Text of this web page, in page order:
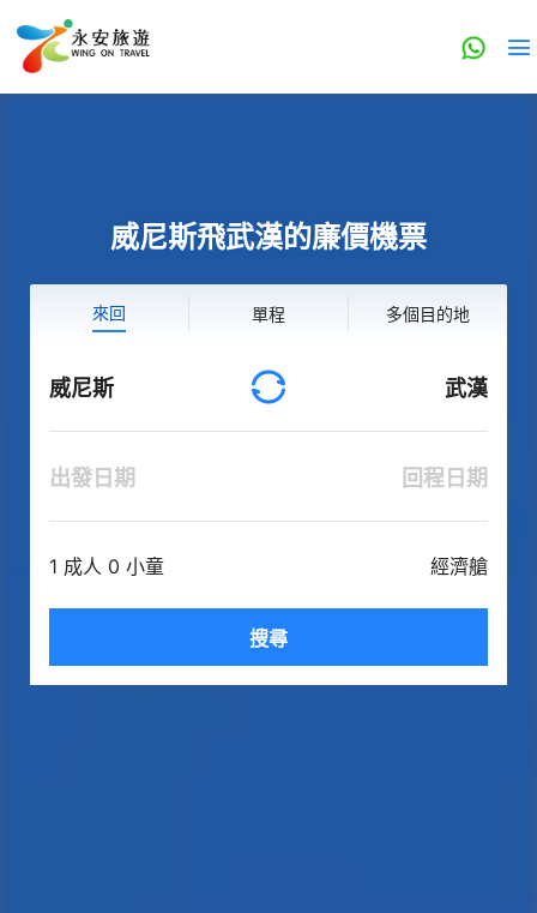
威尼斯飛武漢的廉價機票
來回 單程 多個目的地
威尼斯 武漢
出發日期 回程日期
1 成人 0 小童 經濟艙
搜尋